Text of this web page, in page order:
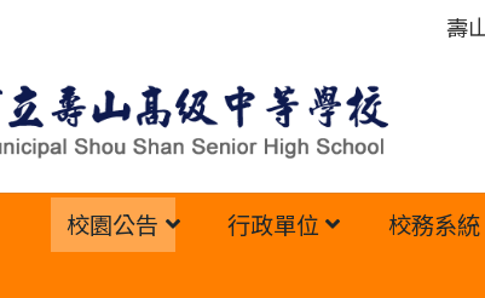
壽
校園公告 行政單位 校務系統